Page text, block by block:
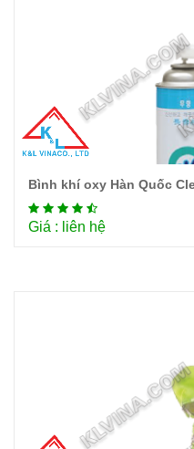
Bình khí oxy Hàn Quốc
Giá : liên hệ